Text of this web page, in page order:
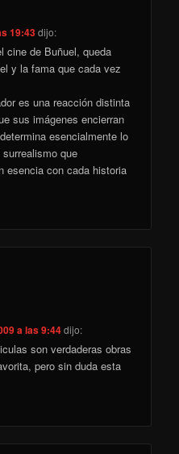
19:43dijo:
cine de Buñuel, queda
y la fama que cada vez
es una reacción distinta
sus imágenes encierran
esencialmente lo
que
esencia con cada historia
a las 9:44dijo:
son verdaderas obras
pero sin duda esta